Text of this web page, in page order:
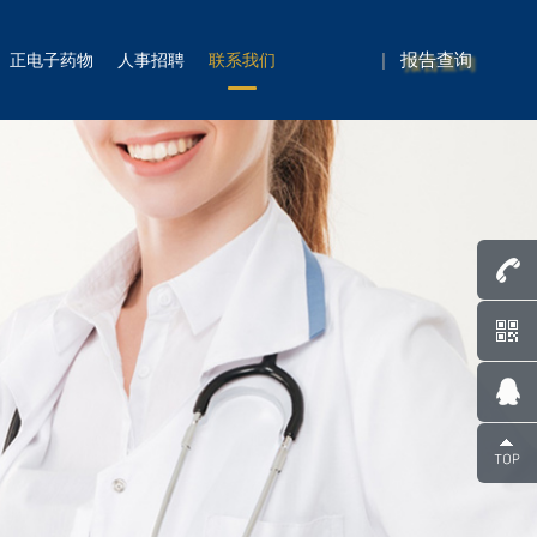
|报告查询
正电子药物 人事招聘 联系我们